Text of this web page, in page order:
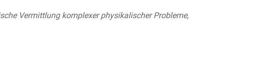
Vermittlung komplexer physikalischer Probleme,